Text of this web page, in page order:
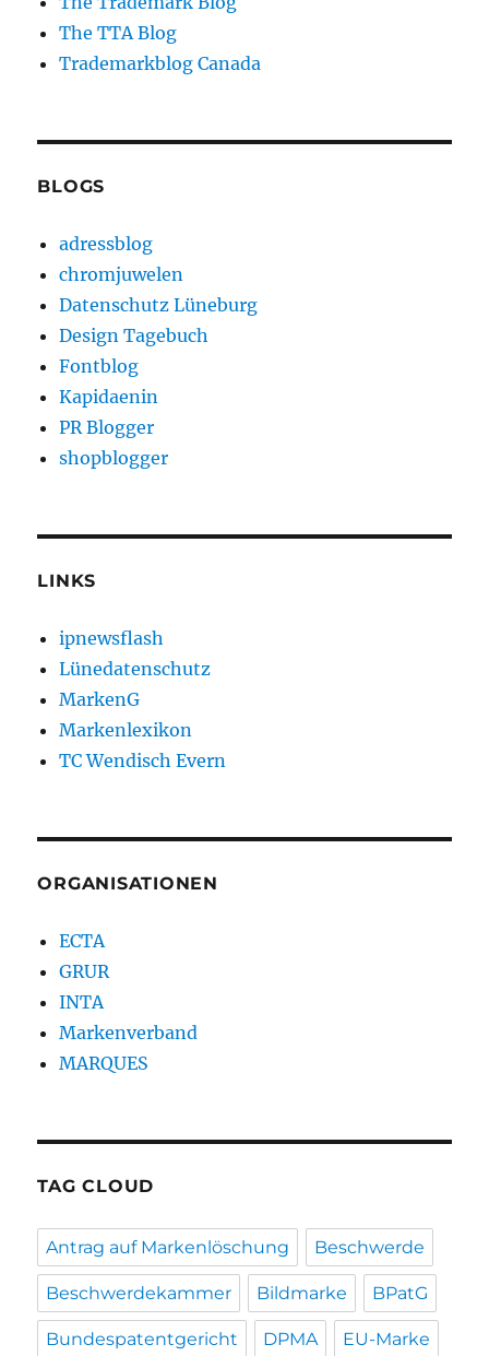
The TTA Blog
Trademarkblog Canada
BLOGS
adressblog
chromjuwelen
Datenschutz Lüneburg
Design Tagebuch
Fontblog
Kapidaenin
PR Blogger
shopblogger
LINKS
ipnewsflash
Lünedatenschutz
MarkenG
Markenlexikon
TC Wendisch Evern
ORGANISATIONEN
ECTA
GRUR
INTA
Markenverband
MARQUES
TAG CLOUD
Antrag auf Markenlöschung Beschwerde
Beschwerdekammer Bildmarke BPatG
Bundespatentgericht DPMA EU-Marke